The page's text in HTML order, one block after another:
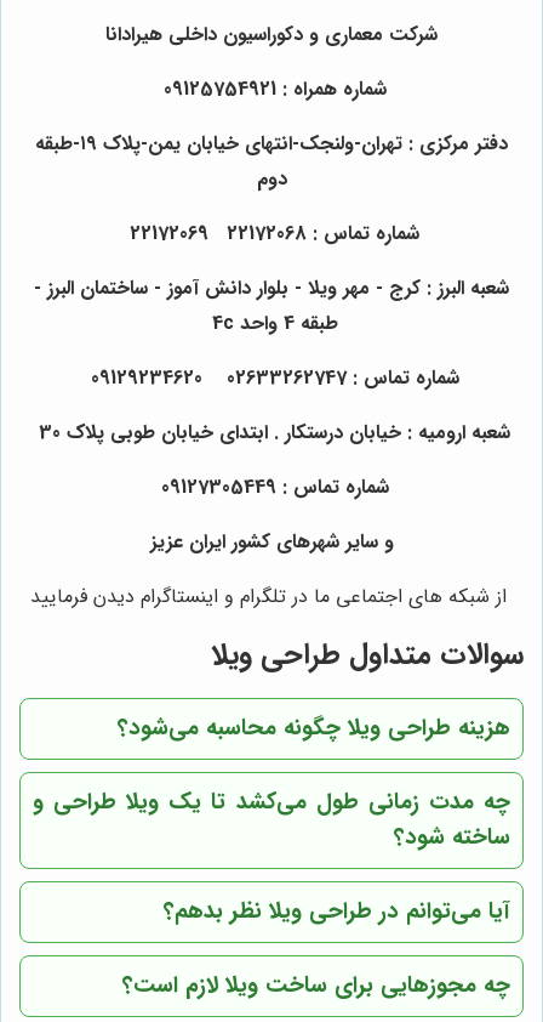
شرکت معماری و دکوراسیون داخلی هیرادانا
شماره همراه : 09125754921
دفتر مرکزی : تهران-ولنجک-انتهای خیابان یمن-پلاک ۱۹-طبقه
دوم
شماره تماس : 22172068 22172069
شعبه البرز : کرج - مهر ویلا - بلوار دانش آموز - ساختمان البرز -
طبقه 4 واحد 4c
شماره تماس : 02633262747 09129234620
شعبه ارومیه : خیابان درستکار . ابتدای خیابان طوبی پلاک 30
شماره تماس : 09127305449
و سایر شهرهای کشور ایران عزیز
از شبکه های اجتماعی ما در تلگرام و اینستاگرام دیدن فرمایید
سوالات متداول طراحی ویلا
هزینه طراحی ویلا چگونه محاسبه می‌شود؟
چه مدت زمانی طول می‌کشد تا یک ویلا طراحی و
ساخته شود؟
آیا می‌توانم در طراحی ویلا نظر بدهم؟
چه مجوزهایی برای ساخت ویلا لازم است؟